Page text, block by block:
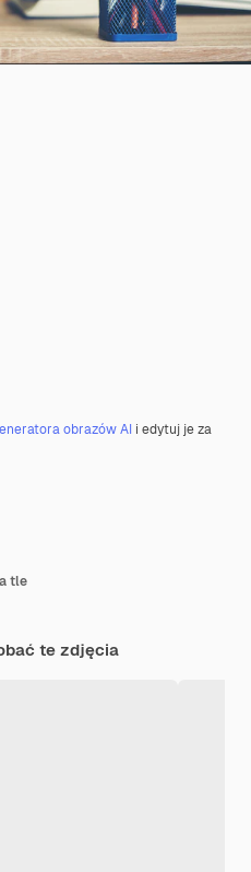
obrazów AI i edytuj je za
tle
te zdjęcia